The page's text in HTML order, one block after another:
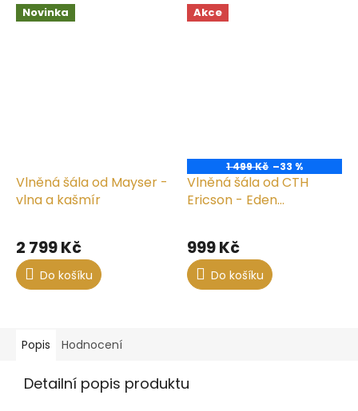
Novinka
Vlněná šála od Mayser -
vlna a kašmír
2 799 Kč
Do košíku
Akce
1 499 Kč –33 %
Vlněná šála od CTH
Ericson - Eden
999 Kč
Do košíku
Popis Hodnocení
Detailní popis produktu